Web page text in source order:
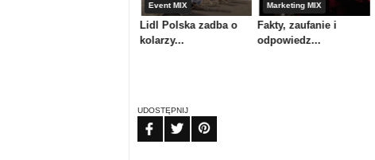
Event MIX
Lidl Polska zadba o
kolarzy...
Marketing MIX
Fakty, zaufanie i
odpowiedz...
UDOSTĘPNIJ